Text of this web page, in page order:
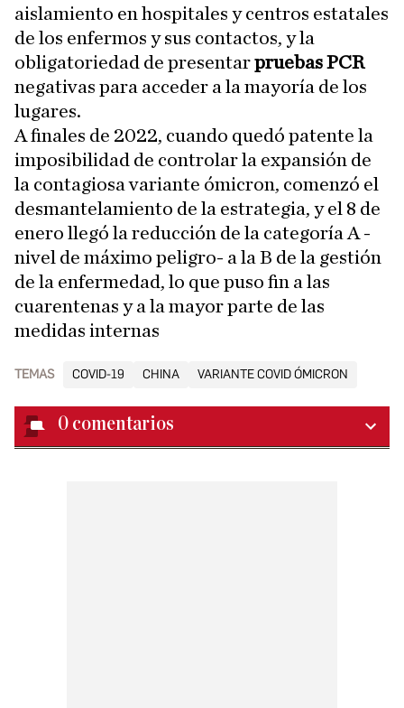
aislamiento en hospitales y centros estatales
de los enfermos y sus contactos, y la
obligatoriedad de presentarpruebas PCR
negativas para acceder a la mayoría de los
lugares.
A finales de 2022, cuando quedó patente la
imposibilidad de controlar la expansión de
la contagiosa variante ómicron, comenzó el
desmantelamiento de la estrategia, y el 8 de
enero llegó la reducción de la categoría A -
nivel de máximo peligro- a la B de la gestión
de la enfermedad, lo que puso fin a las
cuarentenas y a la mayor parte de las
medidas internas
TEMAS COVID-19 CHINA VARIANTE COVID ÓMICRON
0 comentarios